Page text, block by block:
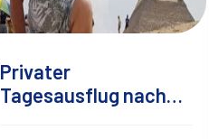
Privater
Tagesausflug nach